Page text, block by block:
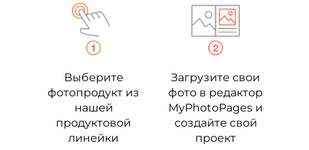
Выберите
фотопродукт из
нашей
продуктовой
линейки
Загрузите свои
фото в редактор
MyPhotoPages и
создайте свой
проект